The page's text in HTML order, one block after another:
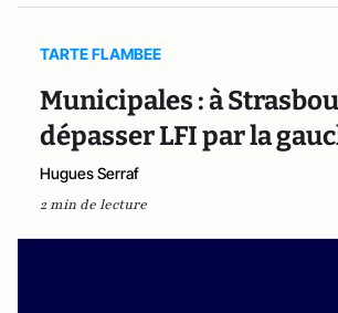
TARTE FLAMBEE
Municipales : à
dépasser LFI par la
Hugues Serraf
2 min de lecture